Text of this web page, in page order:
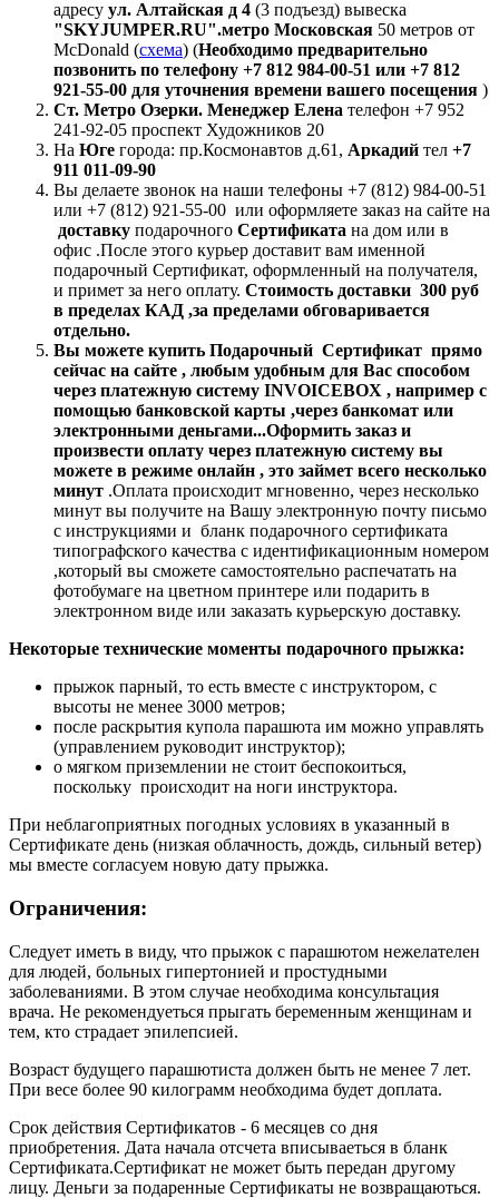
адресу ул. Алтайская д 4 (3 подъезд) вывеска
"SKYJUMPER.RU".метро Московская 50 метров от
McDonald (схема) (Необходимо предварительно
позвонить по телефону +7 812 984-00-51 или +7 812
921-55-00 для уточнения времени вашего посещения )
Ст. Метро Озерки. Мeнеджер Елена телефон +7 952
241-92-05 проспект Художников 20
На Юге города: пр.Космонавтов д.61, Аркадий тел +7
911 011-09-90
Вы делаете звонок на наши телефоны +7 (812) 984-00-51
или +7 (812) 921-55-00 или оформляете заказ на сайте на
доставку подарочного Сертификата на дом или в
офис .После этого курьер доставит вам именной
подарочный Сертификат, оформленный на получателя,
и примет за него оплату. Стоимость доставки 300 руб
в пределах КАД ,за пределами обговаривается
отдельно.
Вы можете купить Подарочный Сертификат прямо
сейчас на сайте , любым удобным для Вас способом
через платежную систему INVOICEBOX , например с
помощью банковской карты ,через банкомат или
электронными деньгами...Оформить заказ и
произвести оплату через платежную систему вы
можете в режиме онлайн , это займет всего несколько
минут .Оплата происходит мгновенно, через несколько
минут вы получите на Вашу электронную почту письмо
с инструкциями и бланк подарочного сертификата
типографского качества с идентификационным номером
,который вы сможете самостоятельно распечатать на
фотобумаге на цветном принтере или подарить в
электронном виде или заказать курьерскую доставку.
Некоторые технические моменты подарочного прыжка:
прыжок парный, то есть вместе с инструктором, с
высоты не менее 3000 метров;
после раскрытия купола парашюта им можно управлять
(управлением руководит инструктор);
о мягком приземлении не стоит беспокоиться,
поскольку происходит на ноги инструктора.
При неблагоприятных погодных условиях в указанный в
Сертификате день (низкая облачность, дождь, сильный ветер)
мы вместе согласуем новую дату прыжка.
Ограничения:
Следует иметь в виду, что прыжок с парашютом нежелателен
для людей, больных гипертонией и простудными
заболеваниями. В этом случае необходима консультация
врача. Не рекомендуеться прыгать беременным женщинам и
тем, кто страдает эпилепсией.
Возраст будущего парашютиста должен быть не менее 7 лет.
При весе более 90 килограмм необходима будет доплата.
Срок действия Сертификатов - 6 месяцев со дня
приобретения. Дата начала отсчета вписываеться в бланк
Сертификата.Сертификат не может быть передан другому
лицу. Деньги за подаренные Сертификаты не возвращаються.